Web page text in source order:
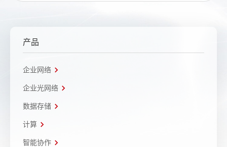
产品
企业网络
企业光网络
数据存储
计算
智能协作